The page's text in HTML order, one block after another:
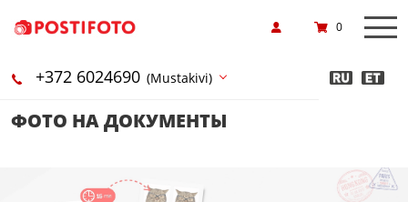
+372 6024690 (Mustakivi)
0
ФОТО НА ДОКУМЕНТЫ